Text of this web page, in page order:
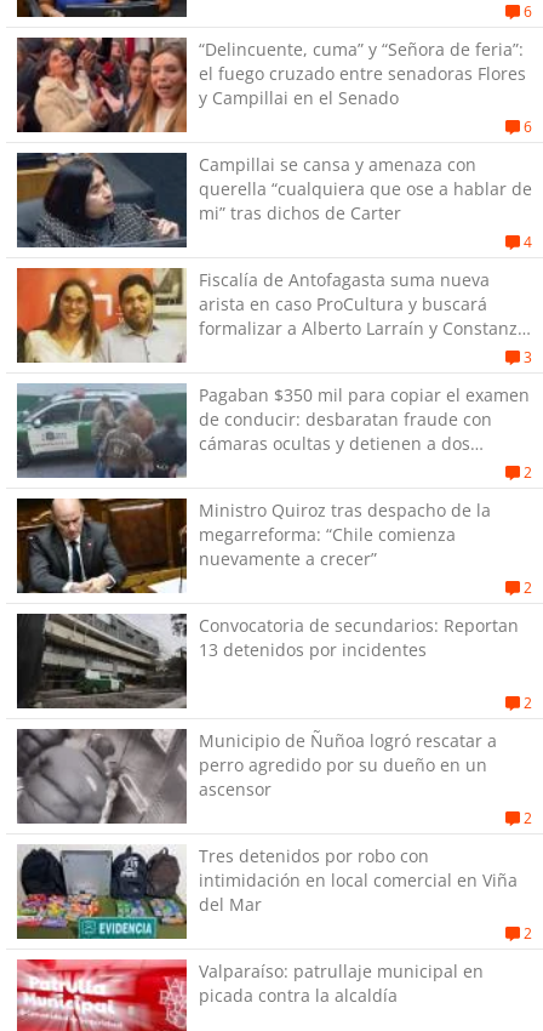
6
“Delincuente, cuma” y “Señora de feria”:
el fuego cruzado entre senadoras Flores
y Campillai en el Senado
6
Campillai se cansa y amenaza con
querella “cualquiera que ose a hablar de
mi” tras dichos de Carter
4
Fiscalía de Antofagasta suma nueva
arista en caso ProCultura y buscará
formalizar a Alberto Larraín y Constanza
3
Pagaban $350 mil para copiar el examen
de conducir: desbaratan fraude con
cámaras ocultas y detienen a dos
2
Ministro Quiroz tras despacho de la
megarreforma: “Chile comienza
nuevamente a crecer”
2
Convocatoria de secundarios: Reportan
13 detenidos por incidentes
2
Municipio de Ñuñoa logró rescatar a
perro agredido por su dueño en un
ascensor
2
Tres detenidos por robo con
intimidación en local comercial en Viña
del Mar
2
Valparaíso: patrullaje municipal en
picada contra la alcaldía